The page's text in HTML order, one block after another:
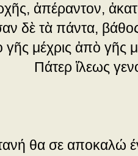
ἀπέραντον,
δὲ τὰ πάντα,
γῆς μέχρις ἀπὸ γῆς
Πάτερ ἵλεως
θα σε αποκαλώ